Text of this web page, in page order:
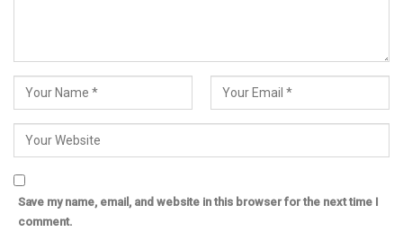
Save my name, email, and website in this browser for the next time I
comment.